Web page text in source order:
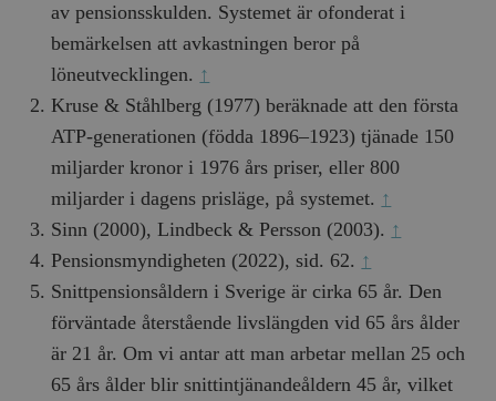
av pensionsskulden. Systemet är ofonderat i
bemärkelsen att avkastningen beror på
löneutvecklingen. ↑
Kruse & Ståhlberg (1977) beräknade att den första
ATP-generationen (födda 1896–1923) tjänade 150
miljarder kronor i 1976 års priser, eller 800
miljarder i dagens prisläge, på systemet. ↑
Sinn (2000), Lindbeck & Persson (2003). ↑
Pensionsmyndigheten (2022), sid. 62. ↑
Snittpensionsåldern i Sverige är cirka 65 år. Den
förväntade återstående livslängden vid 65 års ålder
är 21 år. Om vi antar att man arbetar mellan 25 och
65 års ålder blir snittintjänandeåldern 45 år, vilket